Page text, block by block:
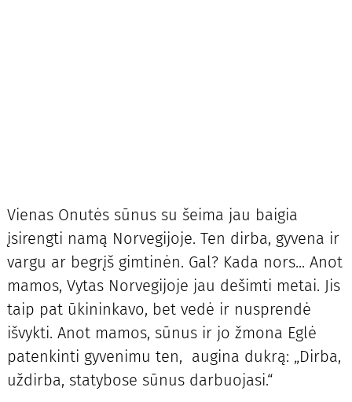
Vienas Onutės sūnus su šeima jau baigia
įsirengti namą Norvegijoje. Ten dirba, gyvena ir
vargu ar begrįš gimtinėn. Gal? Kada nors... Anot
mamos, Vytas Norvegijoje jau dešimti metai. Jis
taip pat ūkininkavo, bet vedė ir nusprendė
išvykti. Anot mamos, sūnus ir jo žmona Eglė
patenkinti gyvenimu ten, augina dukrą: „Dirba,
uždirba, statybose sūnus darbuojasi.“